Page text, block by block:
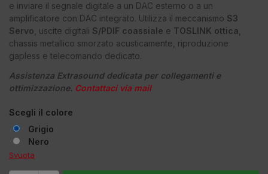
e inviare il segnale digitale a un DAC esterno o a un
amplificatore con DAC integrato. Utilizza il meccanismo S3
Servo , uscite digitali S/PDIF coassiale e TOSLINK ottica
chassis metallico smorzato acusticamente, riproduzione
gapless e telecomando dedicato.
Assistenza Extrasound dedicata per collegamenti e
ottimizzazione. Contattaci via mail
Scegli il colore
Grigio
Nero
Svuota